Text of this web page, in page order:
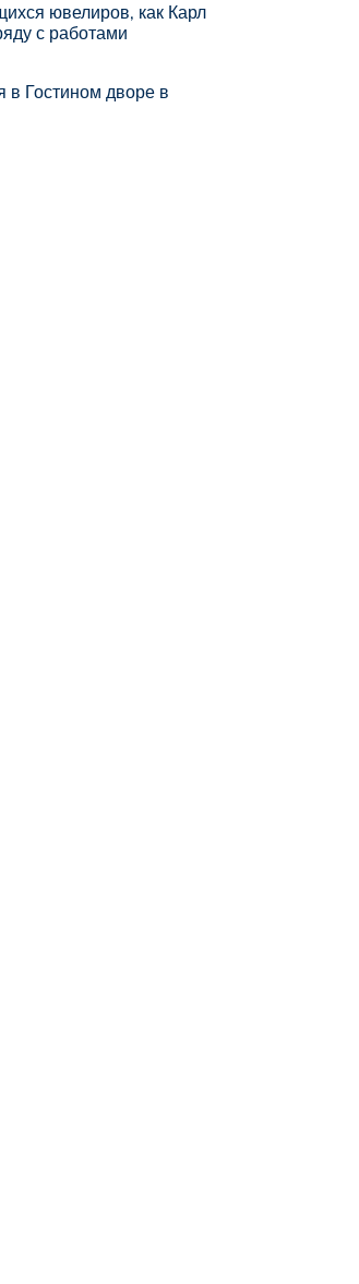
ювелиров, как Карл
с работами
в Гостином дворе в